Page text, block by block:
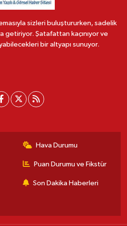
sizleri buluştururken, sadelik
getiriyor. Şatafattan kaçınıyor ve
bir altyapı sunuyor.
Hava Durumu
Puan Durumu ve Fikstür
Son Dakika Haberleri